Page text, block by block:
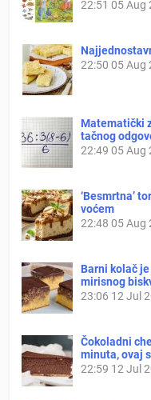
22:51 05 Aug
22:50 05 Aug
Matematički
tačnog
22:49 05 Aug
‘Besmrtna’
voćem
22:48 05 Aug
Barni kolač
mirisnog
23:06 12 Jul
Čokoladni
minuta, ovaj
22:59 12 Jul